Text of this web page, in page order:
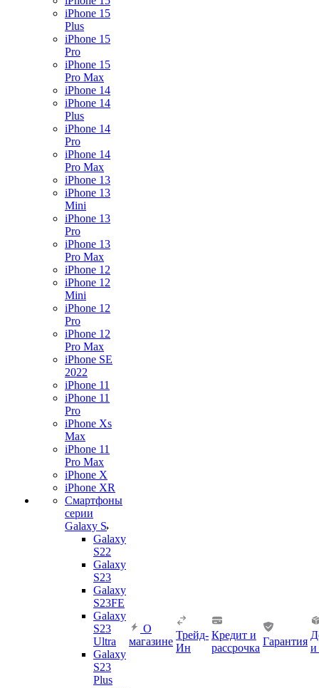
iPhone 15
Plus
iPhone 15
Pro
iPhone 15
Pro Max
iPhone 14
iPhone 14
Plus
iPhone 14
Pro
iPhone 14
Pro Max
iPhone 13
iPhone 13
Mini
iPhone 13
Pro
iPhone 13
Pro Max
iPhone 12
iPhone 12
Mini
iPhone 12
Pro
iPhone 12
Pro Max
iPhone SE
2022
iPhone 11
iPhone 11
Pro
iPhone Xs
Max
iPhone 11
Pro Max
iPhone X
iPhone XR
Смартфоны
серии
Galaxy S
Galaxy
S22
Galaxy
S23
Galaxy
S23FE
Galaxy
S23
Ultra
Galaxy
S23
Plus
О
магазине
Трейд-
Ин
Кредит и
рассрочка
Гарантия
и